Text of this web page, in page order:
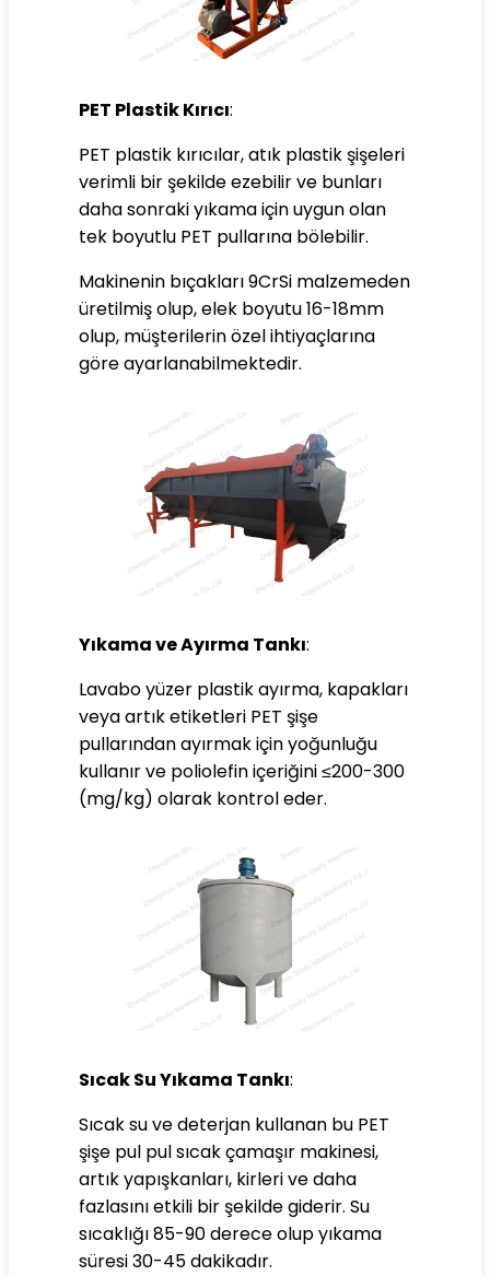
PET Plastik Kırıcı:
PET plastik kırıcılar, atık plastik şişeleri
verimli bir şekilde ezebilir ve bunları
daha sonraki yıkama için uygun olan
tek boyutlu PET pullarına bölebilir.
Makinenin bıçakları 9CrSi malzemeden
üretilmiş olup, elek boyutu 16-18mm
olup, müşterilerin özel ihtiyaçlarına
göre ayarlanabilmektedir.
Yıkama ve Ayırma Tankı:
Lavabo yüzer plastik ayırma, kapakları
veya artık etiketleri PET şişe
pullarından ayırmak için yoğunluğu
kullanır ve poliolefin içeriğini ≤200-300
(mg/kg) olarak kontrol eder.
Sıcak Su Yıkama Tankı:
Sıcak su ve deterjan kullanan bu PET
şişe pul pul sıcak çamaşır makinesi,
artık yapışkanları, kirleri ve daha
fazlasını etkili bir şekilde giderir. Su
sıcaklığı 85-90 derece olup yıkama
süresi 30-45 dakikadır.